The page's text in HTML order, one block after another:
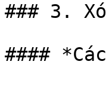
### 3.
####